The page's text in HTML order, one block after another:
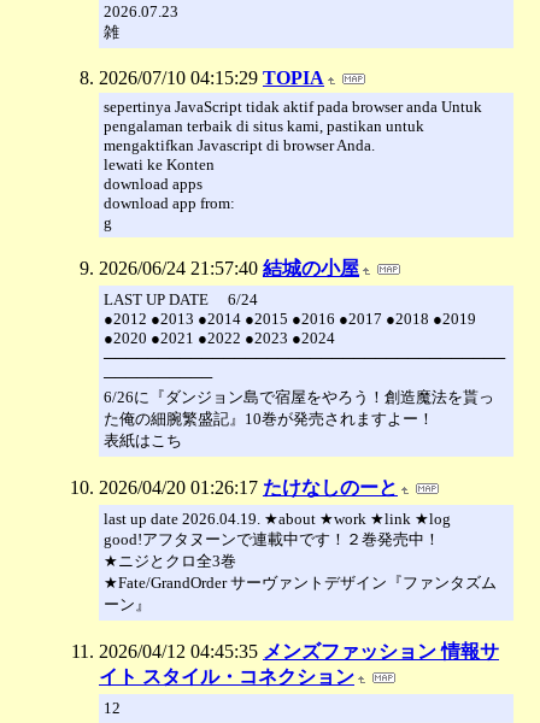
2026.07.23
雑
2026/07/10 04:15:29 TOPIA
sepertinya JavaScript tidak aktif pada browser anda Untuk
pengalaman terbaik di situs kami, pastikan untuk
mengaktifkan Javascript di browser Anda.
lewati ke Konten
download apps
download app from:
g
2026/06/24 21:57:40 結城の小屋
LAST UP DATE 6/24
●2012 ●2013 ●2014 ●2015 ●2016 ●2017 ●2018 ●2019
●2020 ●2021 ●2022 ●2023 ●2024
─────────────────────────────────────
──────────
6/26に『ダンジョン島で宿屋をやろう！創造魔法を貰っ
た俺の細腕繁盛記』10巻が発売されますよー！
表紙はこち
2026/04/20 01:26:17 たけなしのーと
last up date 2026.04.19. ★about ★work ★link ★log
good!アフタヌーンで連載中です！２巻発売中！
★ニジとクロ全3巻
★Fate/GrandOrder サーヴァントデザイン『ファンタズム
ーン』
2026/04/12 04:45:35 メンズファッション 情報サ
イト スタイル・コネクション
12